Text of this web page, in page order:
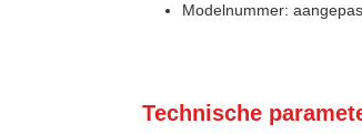
Modelnummer:
Technische